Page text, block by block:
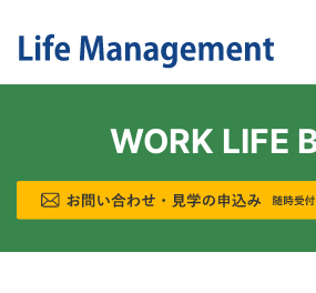
WORK LIFE